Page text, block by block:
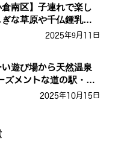
倉南区】子連れで楽し
な草原や千仏鍾乳洞
2025年9月11日
い遊び場から天然温泉
ズメントな道の駅・お
2025年10月15日